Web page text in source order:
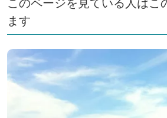
ます